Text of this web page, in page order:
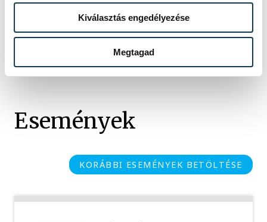
Kiválasztás engedélyezése
Megtagad
vehir.hu
Szalai
Események
KORÁBBI ESEMÉNYEK BETÖLTÉSE